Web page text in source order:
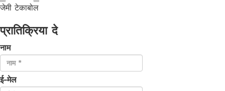
जेमी टेकाबोल
प्रातिक्रिया दे
नाम
ई-मेल